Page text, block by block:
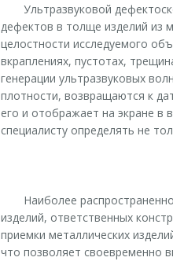
Ультразвуковой
дефектов в толще изделий из
целостности исследуемого
вкраплениях, пустотах,
генерации ультразвуковых
плотности, возвращаются к
его и отображает на экране в
специалисту определять не
Наиболее
изделий, ответственных
приемки металлических
что позволяет своевременно